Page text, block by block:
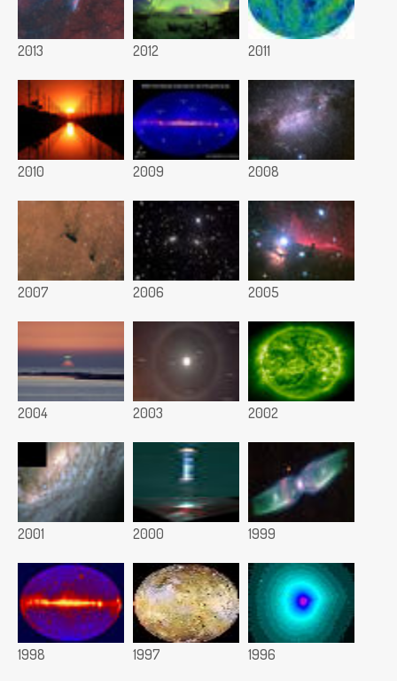
2013 2012 2011
2010 2009 2008
2007 2006 2005
2004 2003 2002
2001 2000 1999
1998 1997 1996